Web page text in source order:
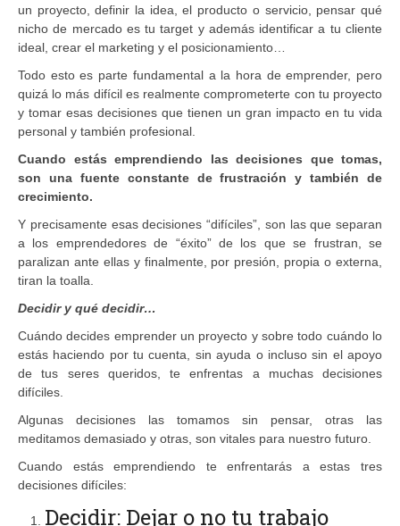
un proyecto, definir la idea, el producto o servicio, pensar qué
nicho de mercado es tu target y además identificar a tu cliente
ideal, crear el marketing y el posicionamiento…
Todo esto es parte fundamental a la hora de emprender, pero
quizá lo más difícil es realmente comprometerte con tu proyecto
y tomar esas decisiones que tienen un gran impacto en tu vida
personal y también profesional.
Cuando estás emprendiendo las decisiones que tomas,
son una fuente constante de frustración y también de
crecimiento.
Y precisamente esas decisiones “difíciles”, son las que separan
a los emprendedores de “éxito” de los que se frustran, se
paralizan ante ellas y finalmente, por presión, propia o externa,
tiran la toalla.
Decidir y qué decidir…
Cuándo decides emprender un proyecto y sobre todo cuándo lo
estás haciendo por tu cuenta, sin ayuda o incluso sin el apoyo
de tus seres queridos, te enfrentas a muchas decisiones
difíciles.
Algunas decisiones las tomamos sin pensar, otras las
meditamos demasiado y otras, son vitales para nuestro futuro.
Cuando estás emprendiendo te enfrentarás a estas tres
decisiones difíciles:
Decidir: Dejar o no tu trabajo